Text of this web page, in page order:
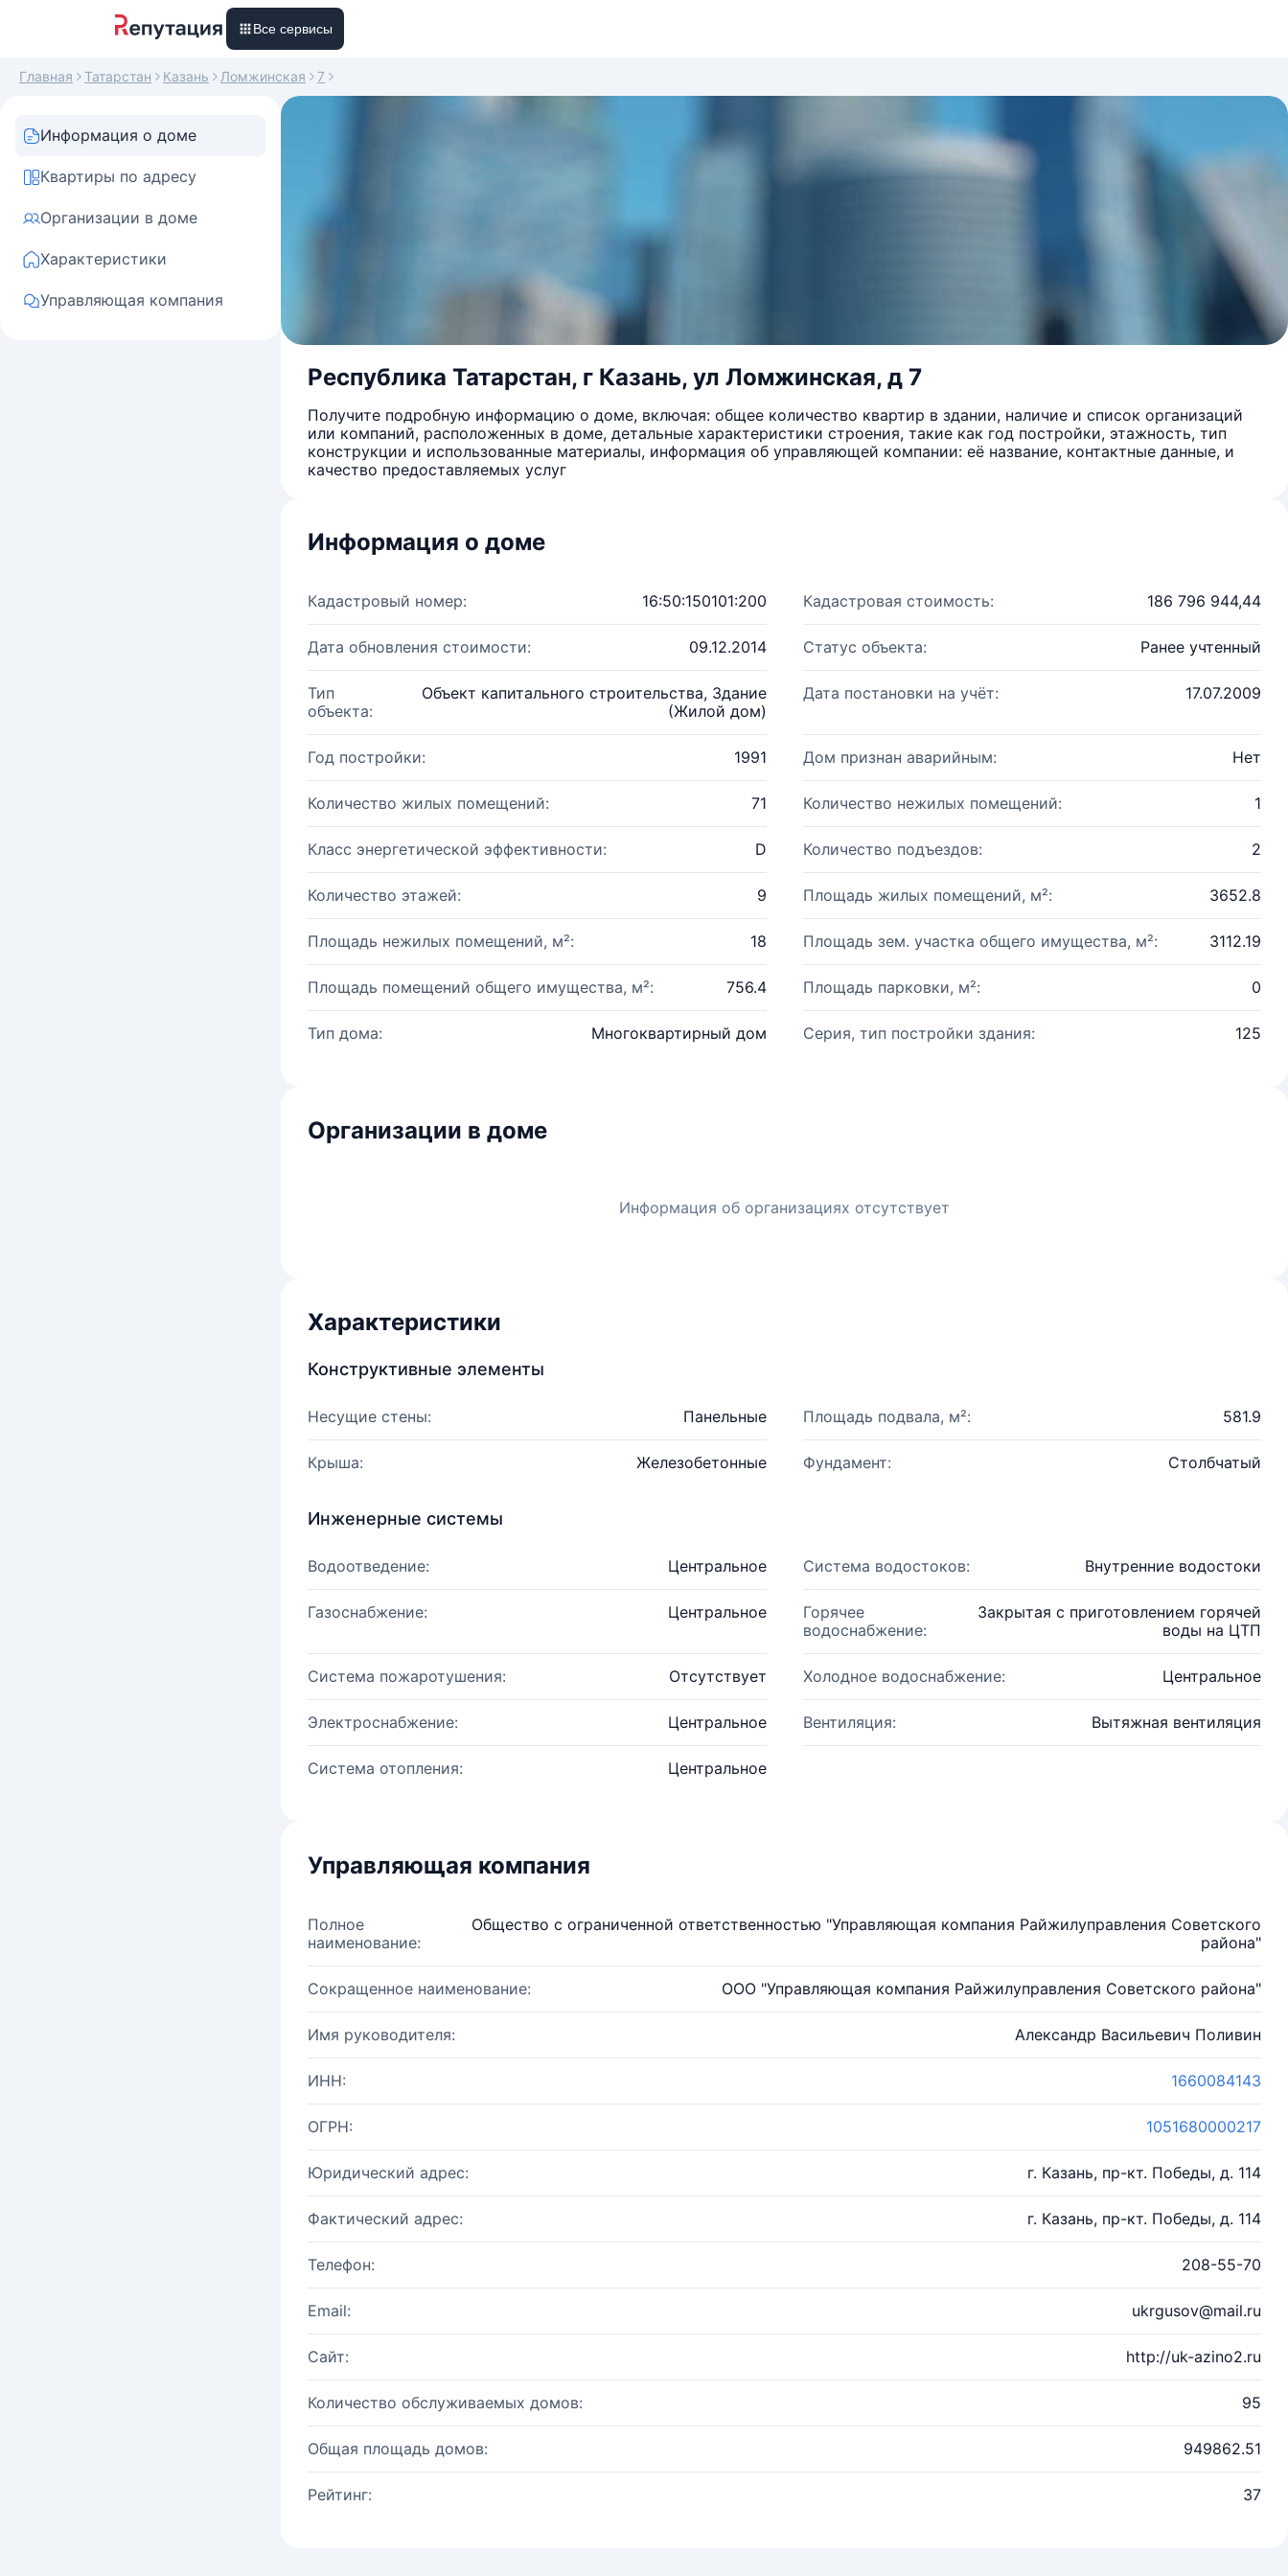
Все сервисы
Главная Татарстан Казань Ломжинская 7
Информация о доме
Квартиры по адресу
Организации в доме
Характеристики
Управляющая компания
Республика Татарстан, г Казань, ул Ломжинская, д 7
Получите подробную информацию о доме, включая: общее количество квартир в здании, наличие и список организаций
или компаний, расположенных в доме, детальные характеристики строения, такие как год постройки, этажность, тип
конструкции и использованные материалы, информация об управляющей компании: её название, контактные данные, и
качество предоставляемых услуг
Информация о доме
Кадастровый номер: 16:50:150101:200 Кадастровая стоимость: 186 796 944,44
Дата обновления стоимости: 09.12.2014 Статус объекта: Ранее учтенный
Тип
объекта:
Объект капитального строительства, Здание
(Жилой дом)
Дата постановки на учёт: 17.07.2009
Год постройки: 1991 Дом признан аварийным: Нет
Количество жилых помещений: 71 Количество нежилых помещений: 1
Класс энергетической эффективности: D Количество подъездов: 2
Количество этажей: 9 Площадь жилых помещений, м²: 3652.8
Площадь нежилых помещений, м²: 18 Площадь зем. участка общего имущества, м²: 3112.19
Площадь помещений общего имущества, м²: 756.4 Площадь парковки, м²: 0
Тип дома: Многоквартирный дом Серия, тип постройки здания: 125
Организации в доме
Информация об организациях отсутствует
Характеристики
Конструктивные элементы
Несущие стены: Панельные Площадь подвала, м²: 581.9
Крыша: Железобетонные Фундамент: Столбчатый
Инженерные системы
Водоотведение: Центральное Система водостоков: Внутренние водостоки
Газоснабжение: Центральное
Горячее
водоснабжение:
Закрытая с приготовлением горячей
воды на ЦТП
Система пожаротушения: Отсутствует Холодное водоснабжение: Центральное
Электроснабжение: Центральное Вентиляция: Вытяжная вентиляция
Система отопления: Центральное
Управляющая компания
Полное
наименование:
Общество с ограниченной ответственностью "Управляющая компания Райжилуправления Советского
района"
Сокращенное наименование: ООО "Управляющая компания Райжилуправления Советского района"
Имя руководителя: Александр Васильевич Поливин
ИНН: 1660084143
ОГРН: 1051680000217
Юридический адрес: г. Казань, пр-кт. Победы, д. 114
Фактический адрес: г. Казань, пр-кт. Победы, д. 114
Телефон: 208-55-70
Email: ukrgusov@mail.ru
Сайт: http://uk-azino2.ru
Количество обслуживаемых домов: 95
Общая площадь домов: 949862.51
Рейтинг: 37